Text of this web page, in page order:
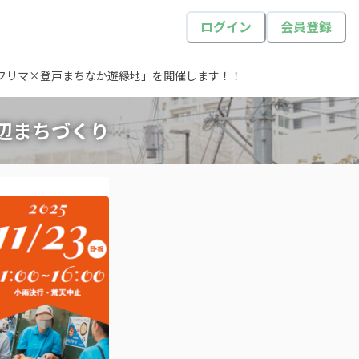
ログイン 会員登録
リマ×登戸まちなか遊縁地」を開催します！！
まちづくり